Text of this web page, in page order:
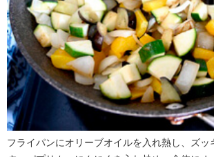
フライパンにオリーブオイルを入れ熱し、ズッ